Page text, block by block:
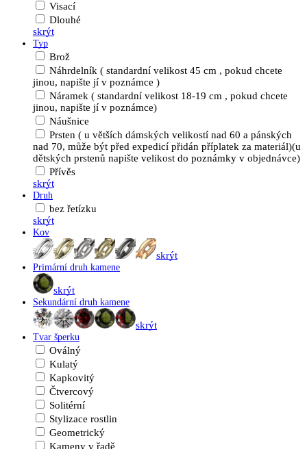
Visací
Dlouhé
skrýt
Typ
Brož
Náhrdelník ( standardní velikost 45 cm , pokud chcete
jinou, napište jí v poznámce )
Náramek ( standardní velikost 18-19 cm , pokud chcete
jinou, napište jí v poznámce)
Náušnice
Prsten ( u větších dámských velikostí nad 60 a pánských
nad 70, může být před expedicí přidán příplatek za materiál)(u
dětských prstenů napište velikost do poznámky v objednávce)
Přívěs
skrýt
Druh
bez řetízku
skrýt
Kov
skrýt
Primární druh kamene
skrýt
Sekundární druh kamene
skrýt
Tvar šperku
Oválný
Kulatý
Kapkovitý
Čtvercový
Solitérní
Stylizace rostlin
Geometrický
Kameny v řadě